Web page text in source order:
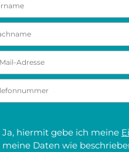
Ja, hiermit gebe ich meine
meine Daten wie